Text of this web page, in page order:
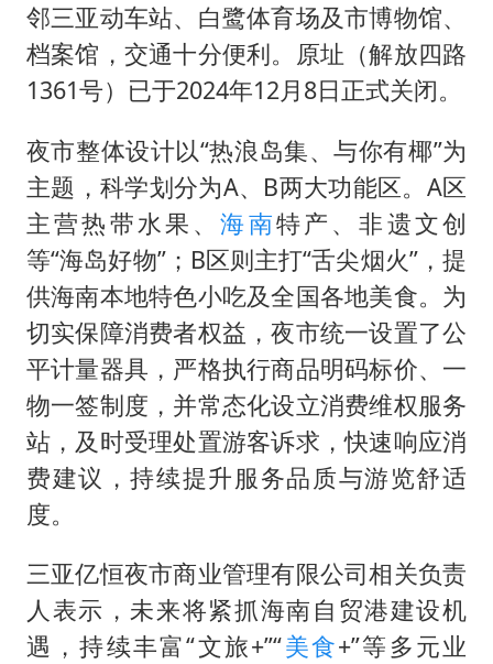
邻三亚动车站、白鹭体育场及市博物馆、
档案馆，交通十分便利。原址（解放四路
1361号）已于2024年12月8日正式关闭。
夜市整体设计以“热浪岛集、与你有椰”为
主题，科学划分为A、B两大功能区。A区
主营热带水果、海南特产、非遗文创
等“海岛好物”；B区则主打“舌尖烟火”，提
供海南本地特色小吃及全国各地美食。为
切实保障消费者权益，夜市统一设置了公
平计量器具，严格执行商品明码标价、一
物一签制度，并常态化设立消费维权服务
站，及时受理处置游客诉求，快速响应消
费建议，持续提升服务品质与游览舒适
度。
三亚亿恒夜市商业管理有限公司相关负责
人表示，未来将紧抓海南自贸港建设机
遇，持续丰富“文旅+”“美食+”等多元业